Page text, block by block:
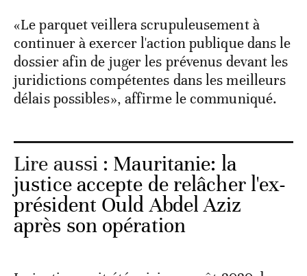
«Le parquet veillera scrupuleusement à
continuer à exercer l'action publique dans le
dossier afin de juger les prévenus devant les
juridictions compétentes dans les meilleurs
délais possibles», affirme le communiqué.
Lire aussi : Mauritanie: la
justice accepte de relâcher l'ex-
président Ould Abdel Aziz
après son opération